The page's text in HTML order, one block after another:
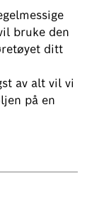
bruke den
ditt
av alt vil vi
på en